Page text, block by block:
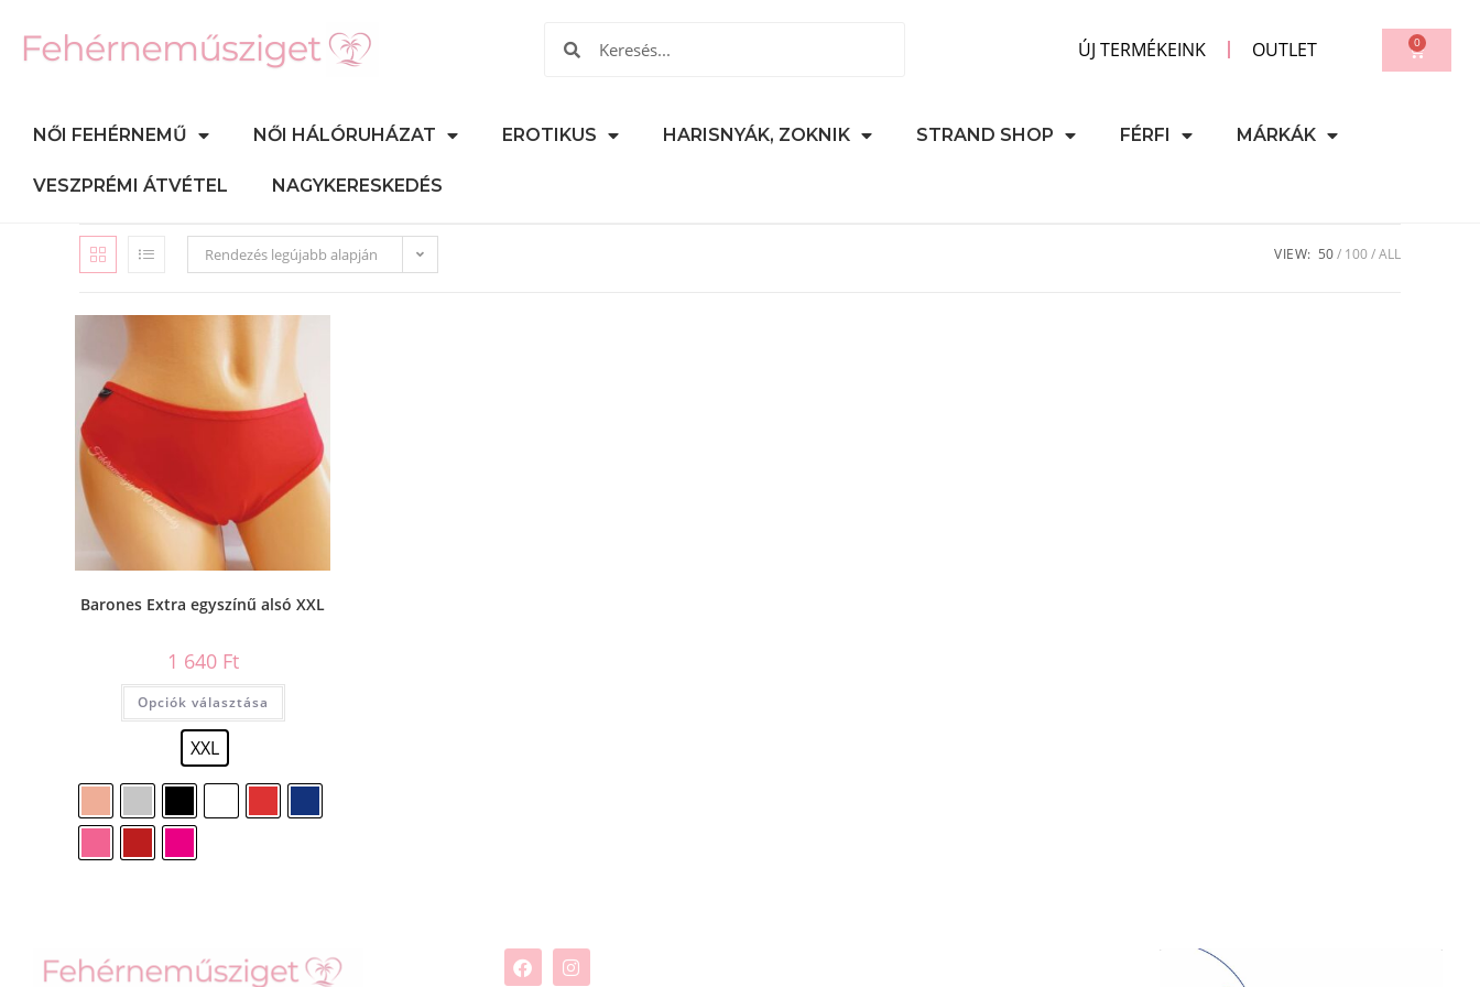
ÚJ TERMÉKEINK OUTLET 0
NŐI FEHÉRNEMŰ NŐI HÁLÓRUHÁZAT EROTIKUS HARISNYÁK, ZOKNIK STRAND SHOP FÉRFI MÁRKÁK
VESZPRÉMI ÁTVÉTEL NAGYKERESKEDÉS
Rendezés legújabb alapján VIEW: 50 100 ALL
Barones Extra egyszínű alsó XXL
1 640 Ft
Opciók választása
XXL